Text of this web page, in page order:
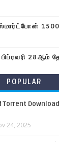
28ஆம்
POPULAR
Torrent
24, 2025